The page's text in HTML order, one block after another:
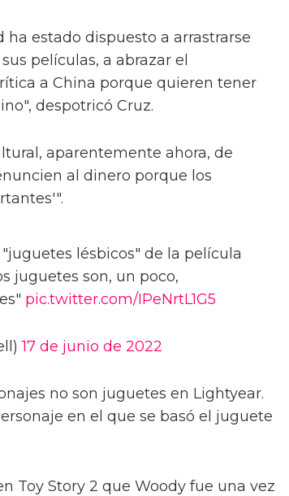
estado dispuesto a arrastrarse
películas, a abrazar el
a China porque quieren tener
despotricó Cruz.
aparentemente ahora, de
al dinero porque los
lésbicos" de la película
juguetes son, un poco,
pic.twitter.com/IPeNrtL1G5
17 de junio de 2022
no son juguetes en Lightyear.
en el que se basó el juguete
Toy Story 2 que Woody fue una vez